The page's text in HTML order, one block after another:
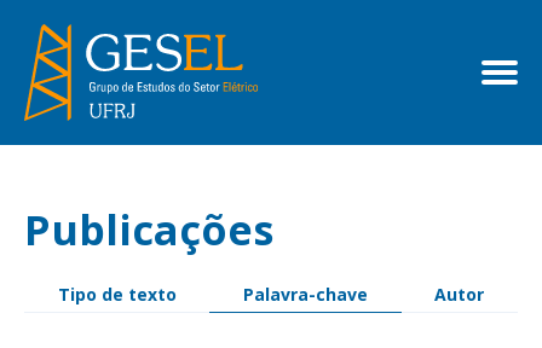
Publicações
Tipo de texto Palavra-chave Autor